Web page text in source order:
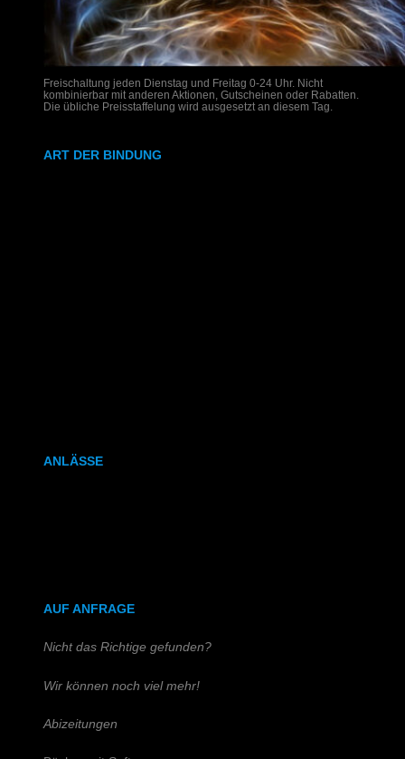
Freischaltung jeden Dienstag und Freitag 0-24 Uhr. Nicht
kombinierbar mit anderen Aktionen, Gutscheinen oder Rabatten.
Die übliche Preisstaffelung wird ausgesetzt an diesem Tag.
ART DER BINDUNG
ANLÄSSE
AUF ANFRAGE
Nicht das Richtige gefunden?
Wir können noch viel mehr!
Abizeitungen